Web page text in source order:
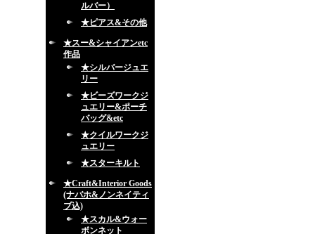
ルバー）
★ピアス&その他
★スー&シャイアンetc
作品
★シルバージュエ
リー
★ビーズワークジ
ュエリー&ポーチ
バッグ&etc
★クイルワークジ
ュエリー
★スターキルト
★Craft&Interior Goods
(ナバホ&ノンネイティ
ブ込)
★スカル&ウォー
ボンネット